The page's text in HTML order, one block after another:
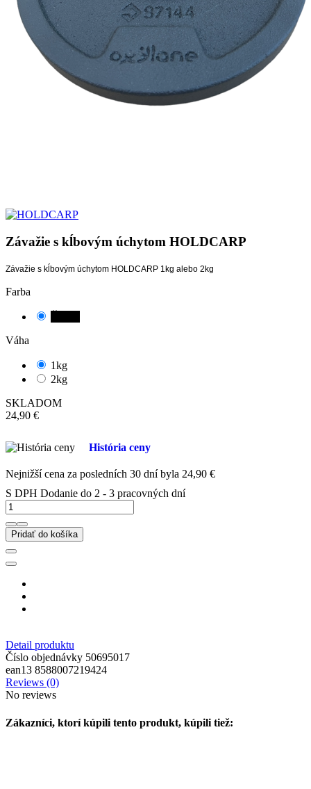
Závažie s kĺbovým úchytom HOLDCARP
Závažie s kĺbovým úchytom HOLDCARP 1kg alebo 2kg
Farba
Váha
1kg
2kg
SKLADOM
24,90 €
História ceny
Nejnižší cena za posledních 30 dní byla 24,90 €
S DPH Dodanie do 2 - 3 pracovných dní
Pridať do košíka
Detail produktu
Číslo objednávky 50695017
ean13 8588007219424
Reviews (0)
No reviews
Zákazníci, ktorí kúpili tento produkt, kúpili tiež: